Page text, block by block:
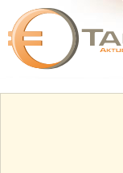
Zum